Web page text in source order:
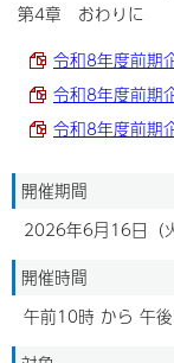
第4章 おわりに
令和8年度前期
令和8年度前期
令和8年度前期
開催期間
2026年6月16日（
開催時間
午前10時 から 午